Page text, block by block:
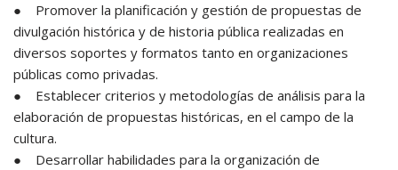
● Promover la planificación y gestión de propuestas de
divulgación histórica y de historia pública realizadas en
diversos soportes y formatos tanto en organizaciones
públicas como privadas.
● Establecer criterios y metodologías de análisis para la
elaboración de propuestas históricas, en el campo de la
cultura.
● Desarrollar habilidades para la organización de